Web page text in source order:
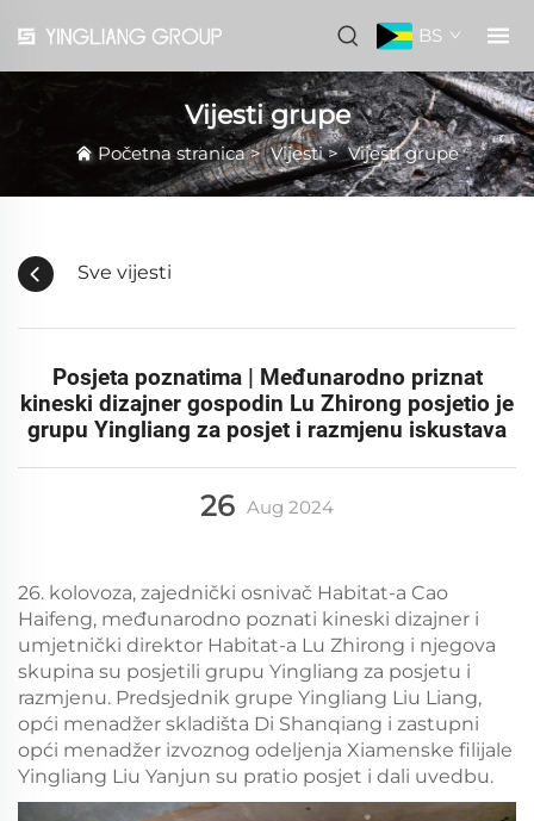
BS
Vijesti grupe
Početna stranica>Vijesti>Vijesti grupe
Sve vijesti
Posjeta poznatima | Međunarodno priznat
kineski dizajner gospodin Lu Zhirong posjetio je
grupu Yingliang za posjet i razmjenu iskustava
26 Aug 2024
26. kolovoza, zajednički osnivač Habitat-a Cao
Haifeng, međunarodno poznati kineski dizajner i
umjetnički direktor Habitat-a Lu Zhirong i njegova
skupina su posjetili grupu Yingliang za posjetu i
razmjenu. Predsjednik grupe Yingliang Liu Liang,
opći menadžer skladišta Di Shanqiang i zastupni
opći menadžer izvoznog odeljenja Xiamenske filijale
Yingliang Liu Yanjun su pratio posjet i dali uvedbu.